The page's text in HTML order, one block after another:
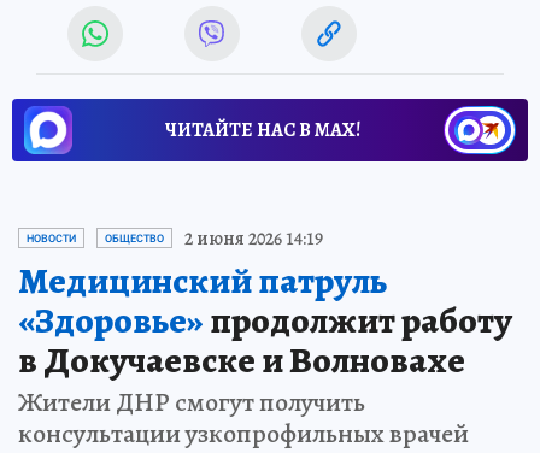
ЧИТАЙТЕ НАС В МАХ!
НОВОСТИ ОБЩЕСТВО 2 июня 2026 14:19
Медицинский патруль
«Здоровье»продолжит работу
в Докучаевске и Волновахе
Жители ДНР смогут получить
консультации узкопрофильных врачей